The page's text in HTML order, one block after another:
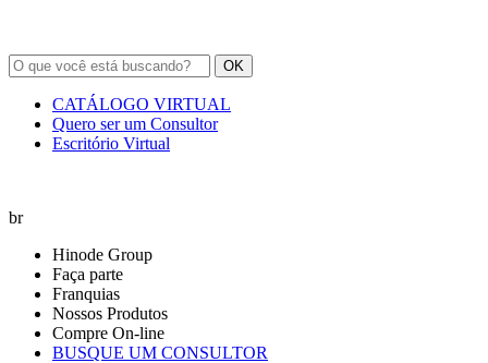
OK
CATÁLOGO VIRTUAL
Quero ser um Consultor
Escritório Virtual
br
Hinode Group
Faça parte
Franquias
Nossos Produtos
Compre On-line
BUSQUE UM CONSULTOR